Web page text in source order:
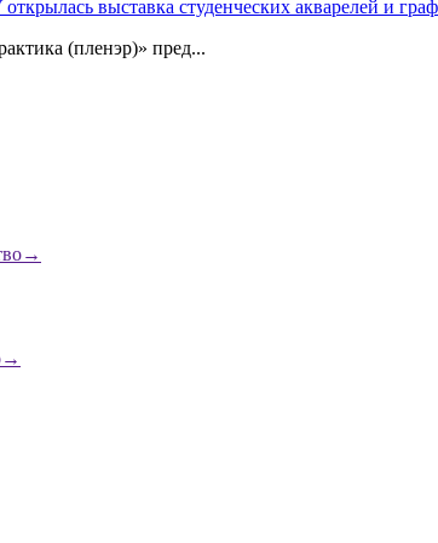
выставка студенческих акварелей и
(пленэр)» пред...
→
→